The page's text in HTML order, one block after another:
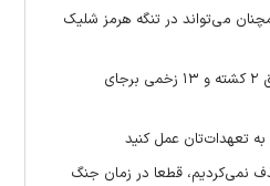
همچنان می‌تواند در تنگه هرمز شلیک
انفجار اتوبوس در حومه دمشق ۲ کشته و ۱۳ زخمی برجای
به تعهدات‌تان عمل کنید
نمی‌کردیم، قطعا در زمان جنگ